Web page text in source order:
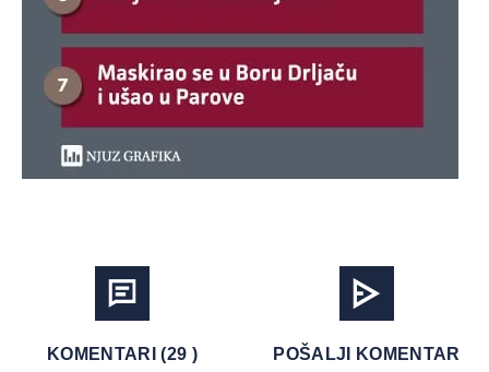
KOMENTARI (29 ) POŠALJI KOMENTAR